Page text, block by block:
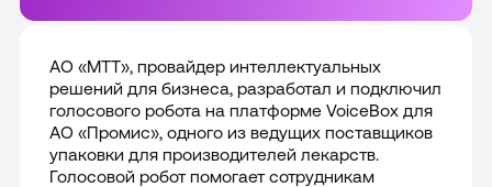
Отзывы
Карьера
8-800 555 90-00
Москва
АО «МТТ», провайдер интеллектуальных
решений для бизнеса, разработал и подключил
голосового робота на платформе VoiceBox для
АО «Промис», одного из ведущих поставщиков
упаковки для производителей лекарств.
Голосовой робот помогает сотрудникам